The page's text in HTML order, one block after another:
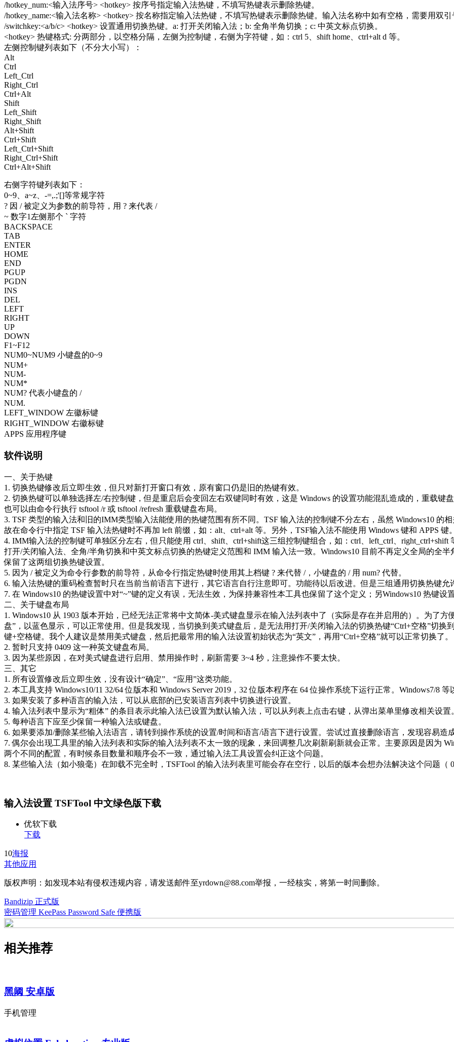
/hotkey_num:<输入法序号> <hotkey> 按序号指定输入法热键，不填写热键表示删除热键。
/hotkey_name:<输入法名称> <hotkey> 按名称指定输入法热键，不填写热键表示删除热键。输入法名称中如有空格，需要用双引
/switchkey:<a/b/c> <hotkey> 设置通用切换热键。a: 打开关闭输入法；b: 全角半角切换；c: 中英文标点切换。
<hotkey> 热键格式: 分两部分，以空格分隔，左侧为控制键，右侧为字符键，如：ctrl 5、shift home、ctrl+alt d 等。
左侧控制键列表如下（不分大小写）：
Alt
Ctrl
Left_Ctrl
Right_Ctrl
Ctrl+Alt
Shift
Left_Shift
Right_Shift
Alt+Shift
Ctrl+Shift
Left_Ctrl+Shift
Right_Ctrl+Shift
Ctrl+Alt+Shift
右侧字符键列表如下：
0~9、a~z、-=,.;'[]等常规字符
? 因 / 被定义为参数的前导符，用 ? 来代表 /
~ 数字1左侧那个 ` 字符
BACKSPACE
TAB
ENTER
HOME
END
PGUP
PGDN
INS
DEL
LEFT
RIGHT
UP
DOWN
F1~F12
NUM0~NUM9 小键盘的0~9
NUM+
NUM-
NUM*
NUM? 代表小键盘的 /
NUM.
LEFT_WINDOW 左徽标键
RIGHT_WINDOW 右徽标键
APPS 应用程序键
软件说明
一、关于热键
1. 切换热键修改后立即生效，但只对新打开窗口有效，原有窗口仍是旧的热键有效。
2. 切换热键可以单独选择左/右控制键，但是重启后会变回左右双键同时有效，这是 Windows 的设置功能混乱造成的，重载键
也可以由命令行执行 tsftool /r 或 tsftool /refresh 重载键盘布局。
3. TSF 类型的输入法和旧的IMM类型输入法能使用的热键范围有所不同。TSF 输入法的控制键不分左右，虽然 Windows10 的
故在命令行中指定 TSF 输入法热键时不再加 left 前缀，如：alt、ctrl+alt 等。另外，TSF输入法不能使用 Windows 键和 APPS 键。
4. IMM输入法的控制键可单独区分左右，但只能使用 ctrl、shift、ctrl+shift这三组控制键组合，如：ctrl、left_ctrl、right_ctrl+shift
打开/关闭输入法、全角/半角切换和中英文标点切换的热键定义范围和 IMM 输入法一致。Windows10 目前不再定义全局的全
保留了这两组切换热键设置。
5. 因为 / 被定义为命令行参数的前导符，从命令行指定热键时使用其上档键 ? 来代替 /，小键盘的 / 用 num? 代替。
6. 输入法热键的重码检查暂时只在当前当前语言下进行，其它语言自行注意即可。功能待以后改进。但是三组通用切换热键允
7. 在 Windows10 的热键设置中对“~”键的定义有误，无法生效，为保持兼容性本工具也保留了这个定义；另Windows10 热键设
二、关于键盘布局
1. Windows10 从 1903 版本开始，已经无法正常将中文简体-美式键盘显示在输入法列表中了（实际是存在并启用的）。为了
盘”，以蓝色显示，可以正常使用。但是我发现，当切换到美式键盘后，是无法用打开/关闭输入法的切换热键“Ctrl+空格”切换
键+空格键。我个人建议是禁用美式键盘，然后把最常用的输入法设置初始状态为“英文”，再用“Ctrl+空格”就可以正常切换了。
2. 暂时只支持 0409 这一种英文键盘布局。
3. 因为某些原因，在对美式键盘进行启用、禁用操作时，刷新需要 3~4 秒，注意操作不要太快。
三、其它
1. 所有设置修改后立即生效，没有设计“确定”、“应用”这类功能。
2. 本工具支持 Windows10/11 32/64 位版本和 Windows Server 2019，32 位版本程序在 64 位操作系统下运行正常。Windows7/8
3. 如果安装了多种语言的输入法，可以从底部的已安装语言列表中切换进行设置。
4. 输入法列表中显示为“粗体” 的条目表示此输入法已设置为默认输入法，可以从列表上点击右键，从弹出菜单里修改相关设置
5. 每种语言下应至少保留一种输入法或键盘。
6. 如果要添加/删除某些输入法语言，请转到操作系统的设置/时间和语言/语言下进行设置。尝试过直接删除语言，发现容易造
7. 偶尔会出现工具里的输入法列表和实际的输入法列表不太一致的现象，来回调整几次刷新刷新就会正常。主要原因是因为
两个不同的配置，有时候条目数量和顺序会不一致，通过输入法工具设置会纠正这个问题。
8. 某些输入法（如小狼毫）在卸载不完全时，TSFTool 的输入法列表里可能会存在空行，以后的版本会想办法解决这个问题（
输入法设置 TSFTool 中文绿色版下载
优软下载
下载
10海报
其他应用
版权声明：如发现本站有侵权违规内容，请发送邮件至yrdown@88.com举报，一经核实，将第一时间删除。
Bandizip 正式版
密码管理 KeePass Password Safe 便携版
相关推荐
黑阈 安卓版
手机管理